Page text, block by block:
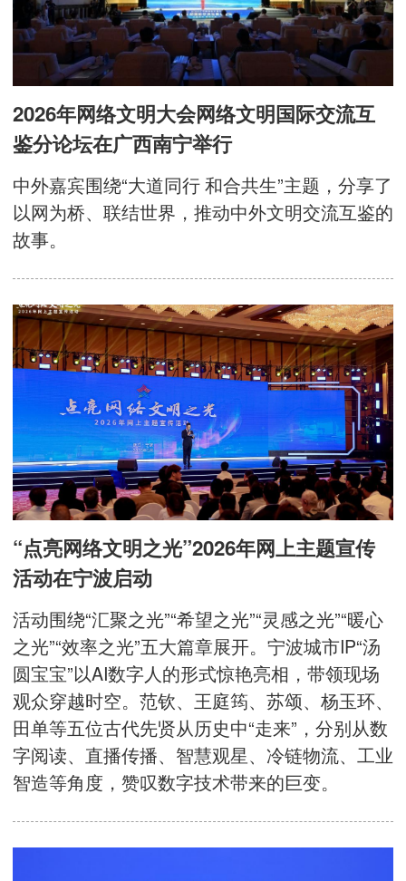
2026年网络文明大会网络文明国际交流互
鉴分论坛在广西南宁举行
中外嘉宾围绕“大道同行 和合共生”主题，分享了
以网为桥、联结世界，推动中外文明交流互鉴的
故事。
“点亮网络文明之光”2026年网上主题宣传
活动在宁波启动
活动围绕“汇聚之光”“希望之光”“灵感之光”“暖心
之光”“效率之光”五大篇章展开。宁波城市IP“汤
圆宝宝”以AI数字人的形式惊艳亮相，带领现场
观众穿越时空。范钦、王庭筠、苏颂、杨玉环、
田单等五位古代先贤从历史中“走来”，分别从数
字阅读、直播传播、智慧观星、冷链物流、工业
智造等角度，赞叹数字技术带来的巨变。